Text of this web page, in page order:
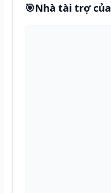
🎯Nhà tài trợ của